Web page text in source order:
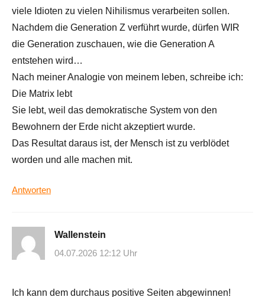
viele Idioten zu vielen Nihilismus verarbeiten sollen.
Nachdem die Generation Z verführt wurde, dürfen WIR
die Generation zuschauen, wie die Generation A
entstehen wird…
Nach meiner Analogie von meinem leben, schreibe ich:
Die Matrix lebt
Sie lebt, weil das demokratische System von den
Bewohnern der Erde nicht akzeptiert wurde.
Das Resultat daraus ist, der Mensch ist zu verblödet
worden und alle machen mit.
Antworten
Wallenstein
04.07.2026 12:12 Uhr
Ich kann dem durchaus positive Seiten abgewinnen!